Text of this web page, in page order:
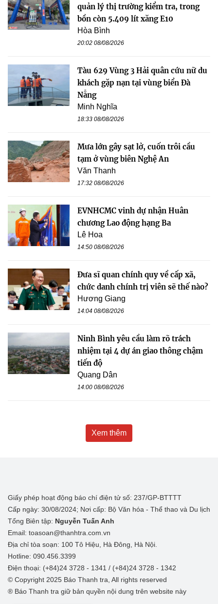
quản lý thị trường kiểm tra, trong
bồn còn 5.409 lít xăng E10
Hòa Bình
20:02 08/08/2026
Tàu 629 Vùng 3 Hải quân cứu nữ du
khách gặp nạn tại vùng biển Đà
Nẵng
Minh Nghĩa
18:33 08/08/2026
Mưa lớn gây sạt lở, cuốn trôi cầu
tạm ở vùng biên Nghệ An
Văn Thanh
17:32 08/08/2026
EVNHCMC vinh dự nhận Huân
chương Lao động hạng Ba
Lê Hoa
14:50 08/08/2026
Đưa sĩ quan chính quy về cấp xã,
chức danh chính trị viên sẽ thế nào?
Hương Giang
14:04 08/08/2026
Ninh Bình yêu cầu làm rõ trách
nhiệm tại 4 dự án giao thông chậm
tiến độ
Quang Dân
14:00 08/08/2026
Xem thêm
Giấy phép hoạt động báo chí điện tử số: 237/GP-BTTTT
Cấp ngày: 30/08/2024; Nơi cấp: Bộ Văn hóa - Thể thao và Du lịch
Tổng Biên tập: Nguyễn Tuấn Anh
Email: toasoan@thanhtra.com.vn
Địa chỉ tòa soạn: 100 Tô Hiệu, Hà Đông, Hà Nội.
Hotline: 090.456.3399
Điện thoại: (+84)24 3728 - 1341 / (+84)24 3728 - 1342
© Copyright 2025 Báo Thanh tra, All rights reserved
® Báo Thanh tra giữ bản quyền nội dung trên website này